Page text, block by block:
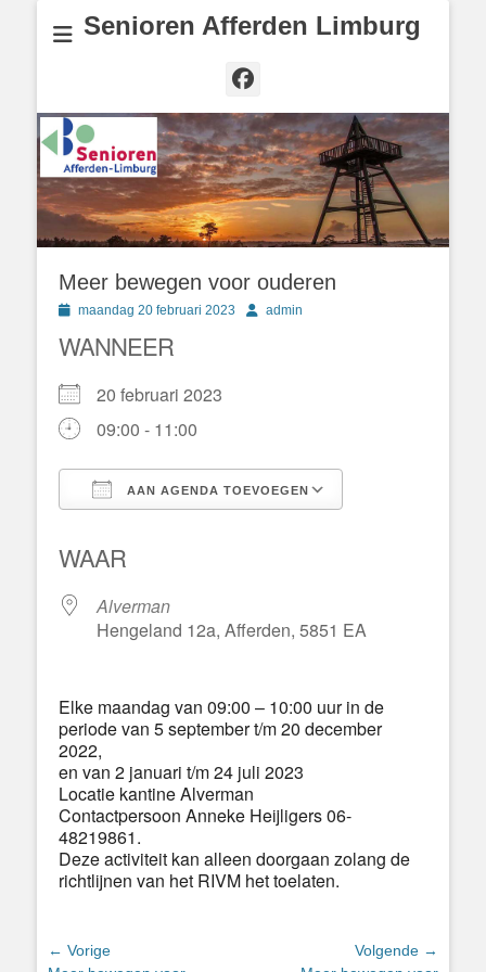
Senioren Afferden Limburg
Facebook
Meer bewegen voor ouderen
Geplaatst
maandag 20 februari 2023 Authoradmin
WANNEER
20 februari 2023
09:00 - 11:00
AAN AGENDA TOEVOEGEN
WAAR
Alverman
Hengeland 12a, Afferden, 5851 EA
Elke maandag van 09:00 – 10:00 uur in de
periode van 5 september t/m 20 december
2022,
en van 2 januari t/m 24 juli 2023
Locatie kantine Alverman
Contactpersoon Anneke Heijligers 06-
48219861.
Deze activiteit kan alleen doorgaan zolang de
richtlijnen van het RIVM het toelaten.
Bericht
← Vorige
Volgende →